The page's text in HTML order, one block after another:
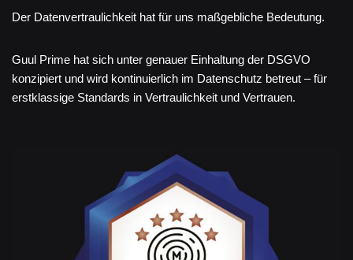
Der Datenvertraulichkeit hat für uns maßgebliche Bedeutung.
Guul Prime hat sich unter genauer Einhaltung der DSGVO
konzipiert und wird kontinuierlich im Datenschutz betreut – für
erstklassige Standards in Vertraulichkeit und Vertrauen.